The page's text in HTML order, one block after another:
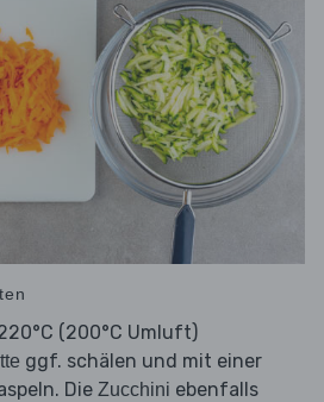
(200°C Umluft)
ggf. schälen und mit einer
Die Zucchini ebenfalls